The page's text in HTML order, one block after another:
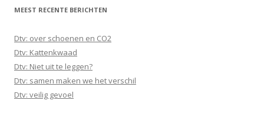
MEEST RECENTE BERICHTEN
Dtv: over schoenen en CO2
Dtv: Kattenkwaad
Dtv: Niet uit te leggen?
Dtv: samen maken we het verschil
Dtv: veilig gevoel